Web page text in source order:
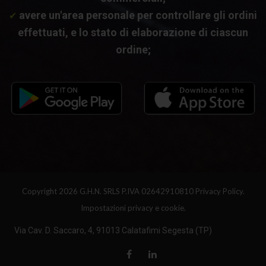
✔ avere un'area personale per controllare gli ordini
effettuati, e lo stato di elaborazione di ciascun
ordine;
Copyright 2026 G.H.N. SRLS P.IVA 02642910810 Privacy Policy.
Impostazioni privacy e cookie.
Via Cav. D. Saccaro, 4, 91013 Calatafimi Segesta (TP)